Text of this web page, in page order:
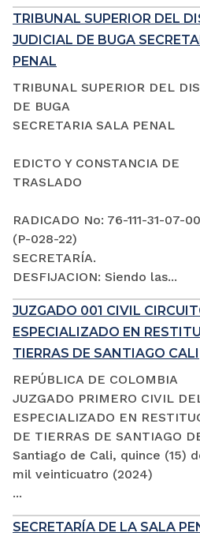
TRIBUNAL SUPERIOR DEL
JUDICIAL DE BUGA
PENAL
TRIBUNAL SUPERIOR DEL
DE BUGA
SECRETARIA SALA PENAL
EDICTO Y CONSTANCIA DE
TRASLADO
RADICADO No: 76-111-31-07-
(P-028-22)
SECRETARÍA.
DESFIJACION: Siendo las...
JUZGADO 001 CIVIL
ESPECIALIZADO EN
TIERRAS DE SANTIAGO CALI
REPÚBLICA DE COLOMBIA
JUZGADO PRIMERO CIVIL
ESPECIALIZADO EN
DE TIERRAS DE SANTIAGO
Santiago de Cali, quince (15)
mil veinticuatro (2024)
...
SECRETARÍA DE LA SALA